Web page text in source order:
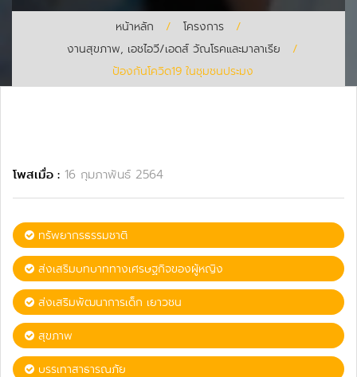
หน้าหลัก / โครงการ
/
งานสุขภาพ, เอชไอวี/เอดส์ วัณโรคและมาลาเรีย
/
ป้องกันโควิด19 ในชุมชนประมง
โพสเมื่อ : 16 กุมภาพันธ์ 2564
ทรัพยากรธรรมชาติ
ส่งเสริมบทบาททางเศรษฐกิจของผู้หญิง
ส่งเสริมพัฒนาการเด็ก เยาวชน
สุขภาพ
บรรเทาสาธารณภัย